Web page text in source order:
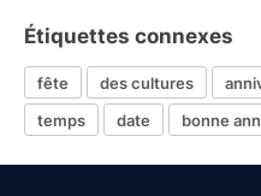
Étiquettes connexes
fête des cultures
temps
date bonne